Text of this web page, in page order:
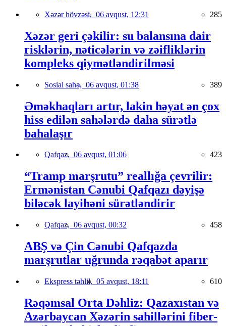
Xəzər hövzəsi, 06 avqust, 12:31 285
Xəzər geri çəkilir: su balansına dair
risklərin, nəticələrin və zəifliklərin
kompleks qiymətləndirilməsi
Sosial sahə, 06 avqust, 01:38 389
Əməkhaqları artır, lakin həyat ən çox
hiss edilən sahələrdə daha sürətlə
bahalaşır
Qafqaz, 06 avqust, 01:06 423
“Tramp marşrutu” reallığa çevrilir:
Ermənistan Cənubi Qafqazı dəyişə
biləcək layihəni sürətləndirir
Qafqaz, 06 avqust, 00:32 458
ABŞ və Çin Cənubi Qafqazda
marşrutlar uğrunda rəqabət aparır
Ekspress təhlil, 05 avqust, 18:11 610
Rəqəmsal Orta Dəhliz: Qazaxıstan və
Azərbaycan Xəzərin sahillərini fiber-